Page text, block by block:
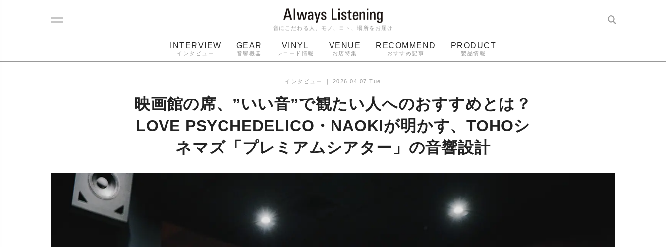
音にこだわる人、モノ、コト、場所をお届け
INTERVIEW
インタビュー
GEAR
音響機器
VINYL
レコード情報
VENUE
お店特集
RECOMMEND
おすすめ記事
PRODUCT
製品情報
ターンテーブル
インタビュー ｜ 2026.04.07 Tue
映画館の席、”いい音”で観たい人へのおすすめとは？
LOVE PSYCHEDELICO・NAOKIが明かす、TOHOシ
ネマズ「プレミアムシアター」の音響設計